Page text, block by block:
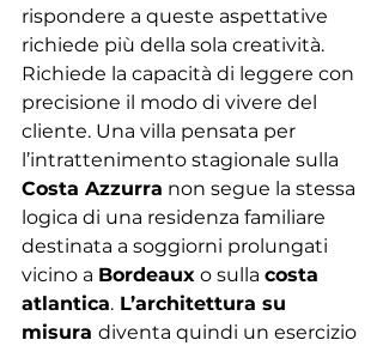
rispondere a queste aspettative
richiede più della sola creatività.
Richiede la capacità di leggere con
precisione il modo di vivere del
cliente. Una villa pensata per
l’intrattenimento stagionale sulla
Costa Azzurra non segue la stessa
logica di una residenza familiare
destinata a soggiorni prolungati
vicino a Bordeaux o sulla costa
atlantica. L’architettura su
misura diventa quindi un esercizio